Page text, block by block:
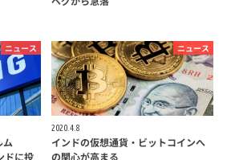
ニュース
ム
ドに投
ニュース
2020.4.8
インドの仮想通貨・ビットコインへ
の関心が高まる